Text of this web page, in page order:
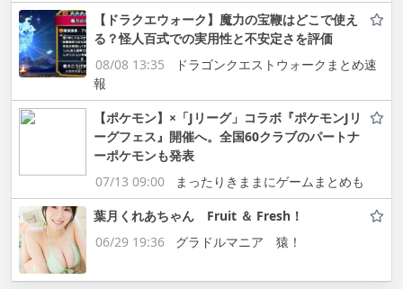
【ドラクエウォーク】魔力の宝鞭はどこで使え
る？怪人百式での実用性と不安定さを評価
08/08 13:35
ドラゴンクエストウォークまとめ速
報
【ポケモン】×「Jリーグ」コラボ『ポケモンJリ
ーグフェス』開催へ。全国60クラブのパートナ
ーポケモンも発表
07/13 09:00
まったりきままにゲームまとめも
葉月くれあちゃん Fruit ＆ Fresh！
06/29 19:36
グラドルマニア 猿！